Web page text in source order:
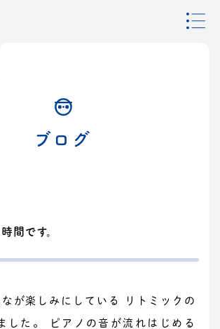
ブログ
間です。
が楽しみにしている リトミックの
した。 ピアノの音が流れはじめる